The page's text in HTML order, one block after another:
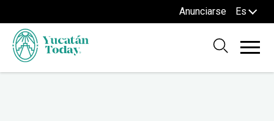
Anunciarse Es